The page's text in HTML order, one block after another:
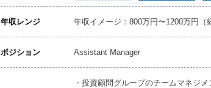
年収レンジ 年収イメージ：800万円〜1200万円（
ポジション Assistant Manager
・投資顧問グループのチームマネジメ